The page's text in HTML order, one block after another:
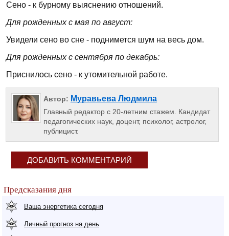
Сено - к бурному выяснению отношений.
Для рожденных с мая по август:
Увидели сено во сне - поднимется шум на весь дом.
Для рожденных с сентября по декабрь:
Приснилось сено - к утомительной работе.
Автор: Муравьева Людмила
Главный редактор с 20-летним стажем. Кандидат
педагогических наук, доцент, психолог, астролог,
публицист.
ДОБАВИТЬ КОММЕНТАРИЙ
Предсказания дня
Ваша энергетика сегодня
Личный прогноз на день